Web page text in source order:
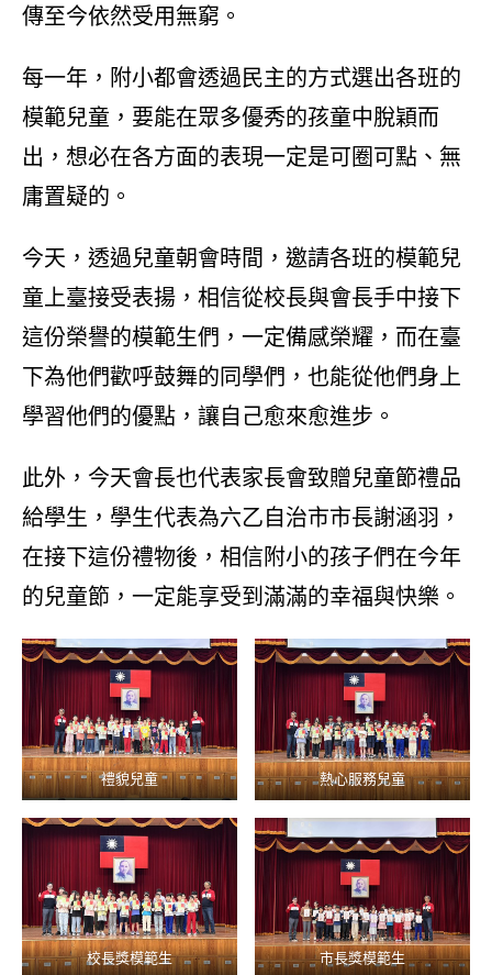
傳至今依然受用無窮。
每一年，附小都會透過民主的方式選出各班的
模範兒童，要能在眾多優秀的孩童中脫穎而
出，想必在各方面的表現一定是可圈可點、無
庸置疑的。
今天，透過兒童朝會時間，邀請各班的模範兒
童上臺接受表揚，相信從校長與會長手中接下
這份榮譽的模範生們，一定備感榮耀，而在臺
下為他們歡呼鼓舞的同學們，也能從他們身上
學習他們的優點，讓自己愈來愈進步。
此外，今天會長也代表家長會致贈兒童節禮品
給學生，學生代表為六乙自治市市長謝涵羽，
在接下這份禮物後，相信附小的孩子們在今年
的兒童節，一定能享受到滿滿的幸福與快樂。
禮貌兒童 熱心服務兒童
校長獎模範生 市長獎模範生